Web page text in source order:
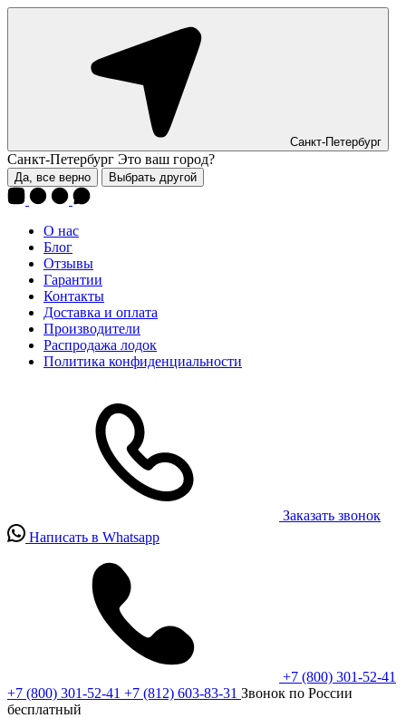
Санкт-Петербург
Санкт-Петербург Это ваш город?
Да, все верно Выбрать другой
О нас
Блог
Отзывы
Гарантии
Контакты
Доставка и оплата
Производители
Распродажа лодок
Политика конфиденциальности
Заказать звонок
Написать в Whatsapp
+7 (800) 301-52-41
+7 (800) 301-52-41 +7 (812) 603-83-31 Звонок по России
бесплатный